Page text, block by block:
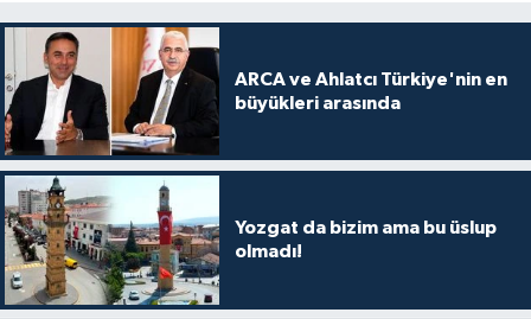
ARCA ve Ahlatcı Türkiye'nin en
büyükleri arasında
Yozgat da bizim ama bu üslup
olmadı!